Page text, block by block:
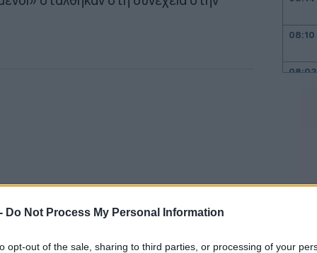
Do Not Process My Personal Information
opt-out of the sale, sharing to third parties, or processing of your
08:10
08:02